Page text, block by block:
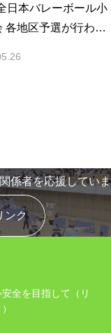
日本バレーボール小
各地区予選が行われ
係者を応援してい
ンク
全を目指して（リ